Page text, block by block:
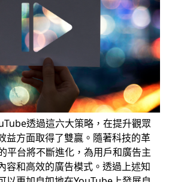
透過這六大策略，在提升觀眾
益方面取得了雙贏。隨著科技的革
平台將不斷進化，為用戶和廣告主
容和高效的廣告模式。透過上述知